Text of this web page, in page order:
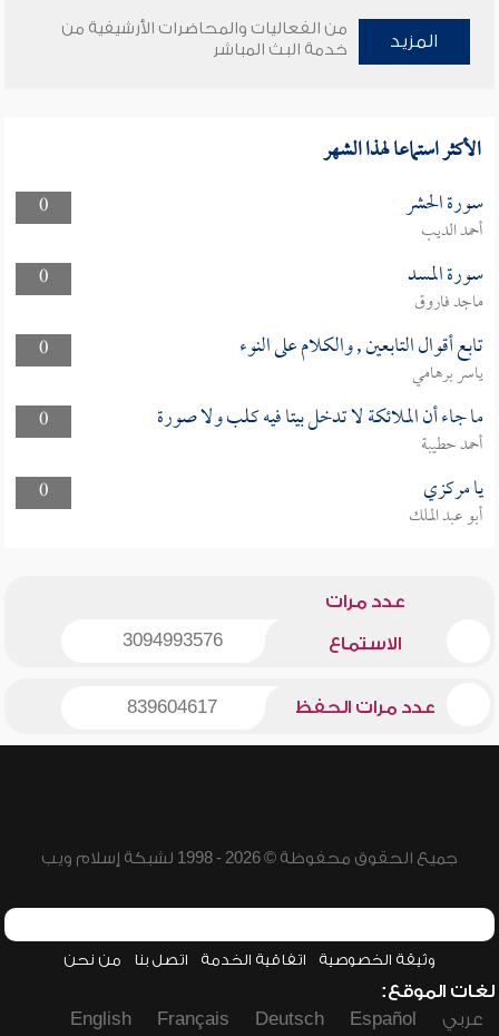
المزيد
من الفعاليات والمحاضرات الأرشيفية من
خدمة البث المباشر
الأكثر استماعا لهذا الشهر
0 سورة الحشر
أحمد الديب
0
سورة المسد
ماجد فاروق
0
تابع أقوال التابعين , والكلام على النوء
ياسر برهامي
0
ما جاء أن الملائكة لا تدخل بيتا فيه كلب ولا صورة
أحمد حطيبة
0
يا مركزي
أبو عبد الملك
عدد مرات
الاستماع 3094993576
عدد مرات الحفظ 839604617
جميع الحقوق محفوظة © 2026 - 1998 لشبكة إسلام ويب
وثيقة الخصوصية اتفاقية الخدمة اتصل بنا من نحن
لغات الموقع:
عربي
Español
Deutsch
Français
English